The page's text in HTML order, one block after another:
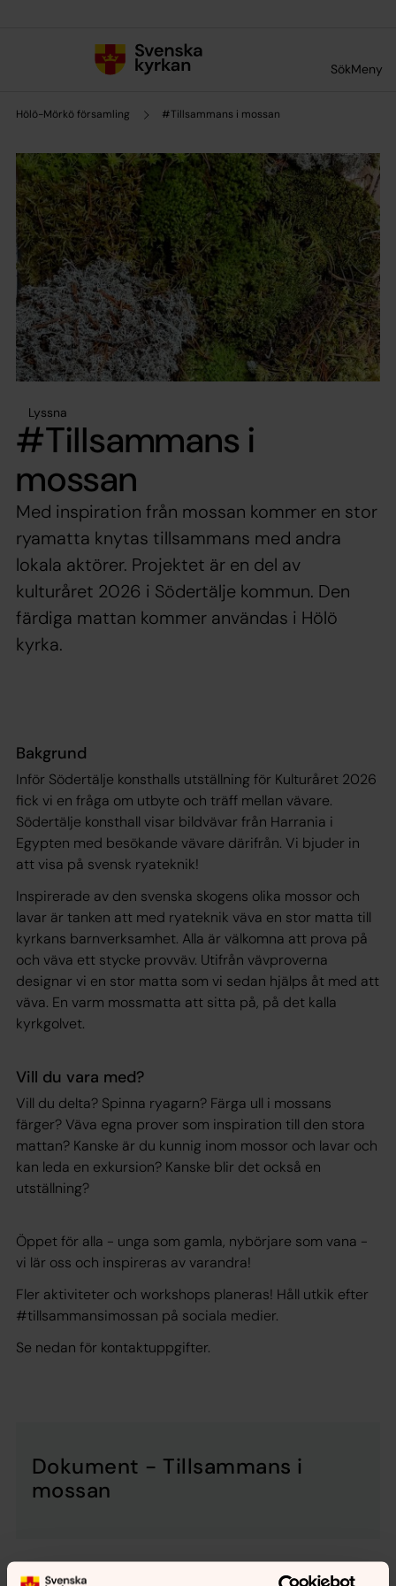
SökMeny
Hölö-Mörkö församling #Tillsammans i mossan
Lyssna
#Tillsammans i
mossan
Med inspiration från mossan kommer en stor
ryamatta knytas tillsammans med andra
lokala aktörer. Projektet är en del av
kulturåret 2026 i Södertälje kommun. Den
färdiga mattan kommer användas i Hölö
kyrka.
Bakgrund
Inför Södertälje konsthalls utställning för Kulturåret 2026
fick vi en fråga om utbyte och träff mellan vävare.
Södertälje konsthall visar bildvävar från Harrania i
Egypten med besökande vävare därifrån. Vi bjuder in
att visa på svensk ryateknik!
Inspirerade av den svenska skogens olika mossor och
lavar är tanken att med ryateknik väva en stor matta till
kyrkans barnverksamhet. Alla är välkomna att prova på
och väva ett stycke provväv. Utifrån vävproverna
designar vi en stor matta som vi sedan hjälps åt med att
väva. En varm mossmatta att sitta på, på det kalla
kyrkgolvet.
Vill du vara med?
Vill du delta? Spinna ryagarn? Färga ull i mossans
färger? Väva egna prover som inspiration till den stora
mattan? Kanske är du kunnig inom mossor och lavar och
kan leda en exkursion? Kanske blir det också en
utställning?
Öppet för alla - unga som gamla, nybörjare som vana -
vi lär oss och inspireras av varandra!
Fler aktiviteter och workshops planeras! Håll utkik efter
#tillsammansimossan på sociala medier.
Se nedan för kontaktuppgifter.
Dokument - Tillsammans i
mossan